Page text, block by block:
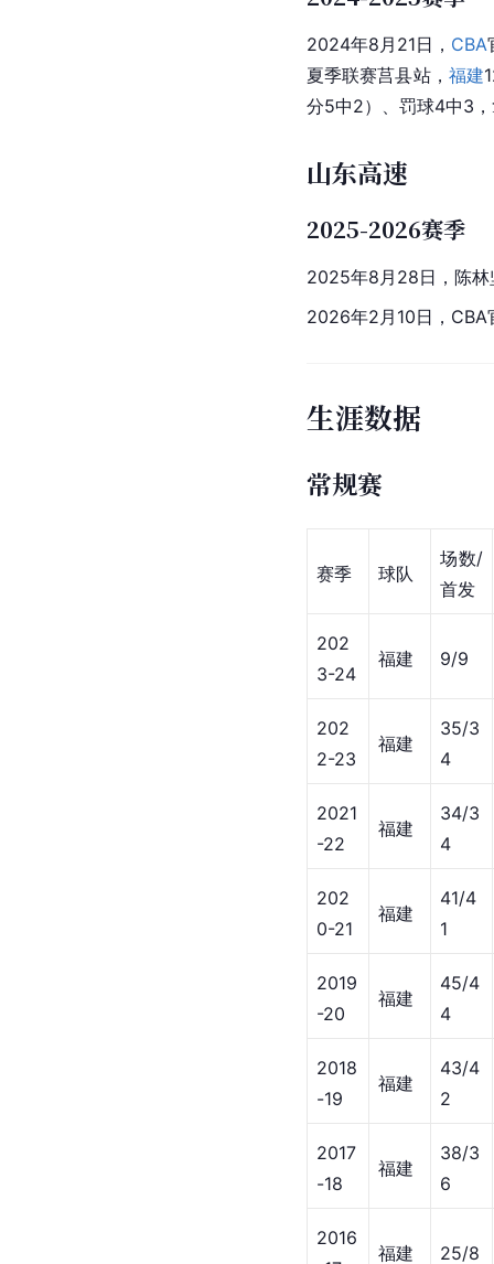
2024年8月21日， CBA
夏季联赛莒县站， 福建
分5中2）、罚球4中3
山东高速
2025-2026赛季
2025年8月28日，陈林
2026年2月10日，
生涯数据
常规赛
赛季 球队
场数/
首发
202
3-24
福建 9/9
202
2-23
福建
35/3
4
2021
-22
福建
34/3
4
202
0-21
福建
41/4
1
2019
-20
福建
45/4
4
2018
-19
福建
43/4
2
2017
-18
福建
38/3
6
2016
福建 25/8